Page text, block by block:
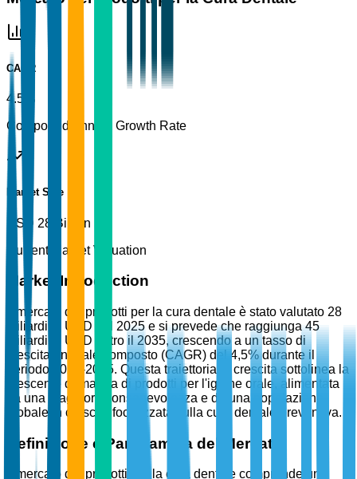
CAGR
4.5%
Compound Annual Growth Rate
Market Size
USD 28 Billion
Current Market Valuation
Market Introduction
Il mercato dei prodotti per la cura dentale è stato valutato 28
miliardi di USD nel 2025 e si prevede che raggiunga 45
miliardi di USD entro il 2035, crescendo a un tasso di
crescita annuale composto (CAGR) del 4,5% durante il
periodo 2026-2035. Questa traiettoria di crescita sottolinea la
crescente domanda di prodotti per l'igiene orale, alimentata
da una maggiore consapevolezza e da una popolazione
globale in crescita focalizzata sulla cura dentale preventiva.
Definizione e Panoramica del Mercato
Il mercato dei prodotti per la cura dentale comprende una